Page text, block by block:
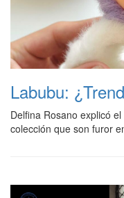
Labubu:
Delfina Rosano explicó
colección que son furor